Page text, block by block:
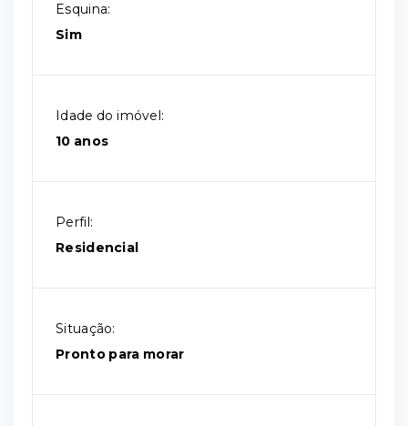
Esquina:
Sim
Idade do imóvel:
10 anos
Perfil:
Residencial
Situação:
Pronto para morar